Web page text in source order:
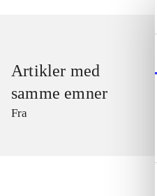
Artikler med
samme emner
Fra